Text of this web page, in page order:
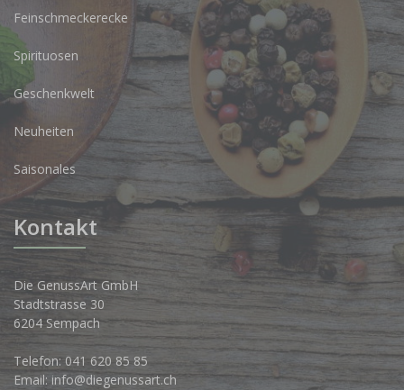
Feinschmeckerecke
Spirituosen
Geschenkwelt
Neuheiten
Saisonales
Kontakt
Die GenussArt GmbH
Stadtstrasse 30
6204 Sempach
Telefon: 041 620 85 85
Email: info@diegenussart.ch